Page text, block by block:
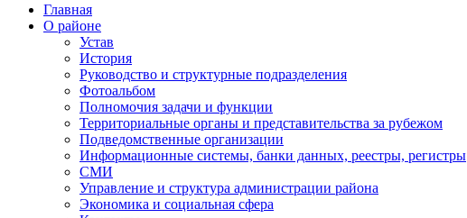
Главная
О районе
Устав
История
Руководство и структурные подразделения
Фотоальбом
Полномочия задачи и функции
Территориальные органы и представительства за рубежом
Подведомственные организации
Информационные системы, банки данных, реестры, регистры
СМИ
Управление и структура администрации района
Экономика и социальная сфера